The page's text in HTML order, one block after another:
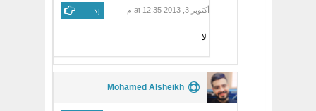
أكتوبر 3, 2013 at 12:35 م رد
لا
Mohamed Alsheikh